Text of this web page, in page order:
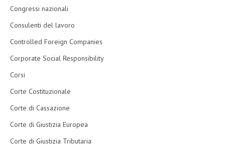
Congressi nazionali
Consulenti del lavoro
Controlled Foreign Companies
Corporate Social Responsibility
Corsi
Corte Costituzionale
Corte di Cassazione
Corte di Giustizia Europea
Corte di Giustizia Tributaria